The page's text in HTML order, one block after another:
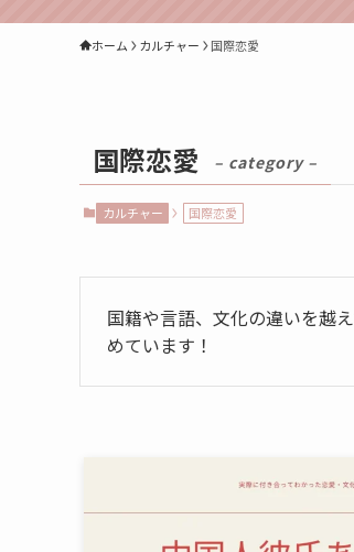
ホーム カルチャー 国際恋愛
国際恋愛 – category –
カルチャー 国際恋愛
国籍や言語、文化の違いを越
めています！